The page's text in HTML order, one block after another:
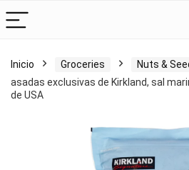
Inicio Groceries Nuts &
asadas exclusivas de Kirkland, sal
de USA